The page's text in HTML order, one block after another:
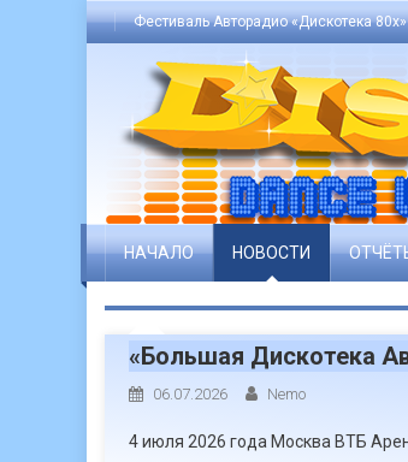
Фестиваль Авторадио «Дискотека 80х»
НАЧАЛО НОВОСТИ
«Большая Дискотека
06.07.2026 Nemo
4 июля 2026 года Москва ВТБ